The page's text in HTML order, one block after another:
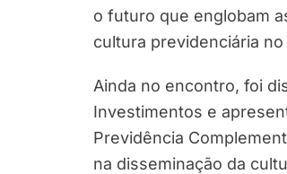
o futuro que englobam
cultura previdenciária no
Ainda no encontro, foi
Investimentos e
Previdência
na disseminação da